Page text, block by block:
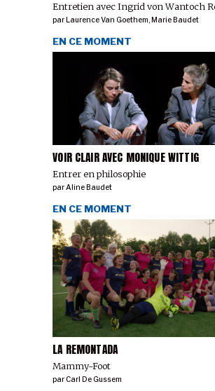
Entretien avec Ingrid von Wantoch
par Laurence Van Goethem, Marie Baudet
VOIR CLAIR AVEC MONIQUE WITTIG
Entrer en philosophie
EN CE MOMENT
parAline Baudet
LA REMONTADA
Mammy-Foot
EN CE MOMENT
parCarl De Gussem